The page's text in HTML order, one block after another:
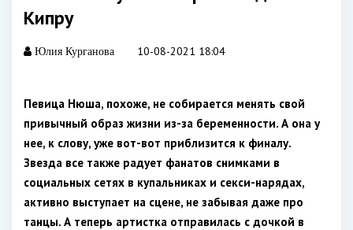
Кипру
Юлия Курганова 10-08-2021 18:04
Певица Нюша, похоже, не собирается менять свой
привычный образ жизни из-за беременности. А она у
нее, к слову, уже вот-вот приблизится к финалу.
Звезда все также радует фанатов снимками в
социальных сетях в купальниках и секси-нарядах,
активно выступает на сцене, не забывая даже про
танцы. А теперь артистка отправилась с дочкой в